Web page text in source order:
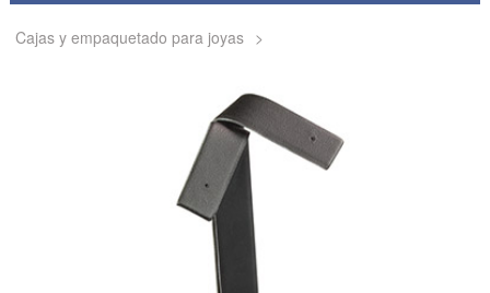
Cajas y empaquetado para joyas >